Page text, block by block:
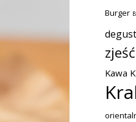
Burger
zjeść
Kawa